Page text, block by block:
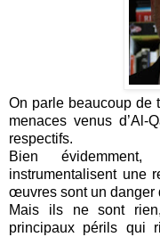
On parle beaucoup de
menaces venus
respectifs.
Bien
instrumentalisent une
œuvres sont un danger
Mais ils ne sont
principaux périls qui